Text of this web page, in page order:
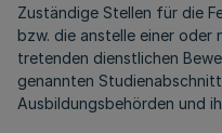
Zuständige Stellen für die
bzw. die anstelle einer oder
tretenden dienstlichen
genannten
Ausbildungsbehörden und